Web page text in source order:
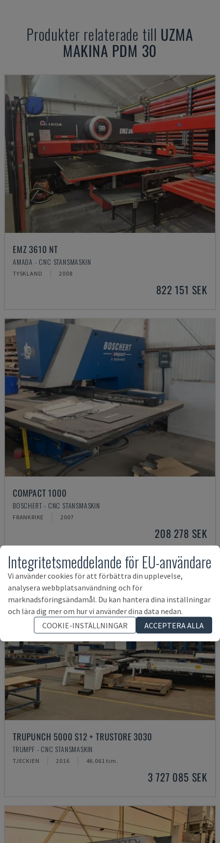
Produkter relaterade till UZMA
MAKINA PDM 30
EMZ 3610 NT
AMADA - CNC STANSMASKIN
TYSKLAND 2008
822 151 SEK
COMPACT 1000
BOSCHERT - CNC STANSMASKIN
FRANKRIKE 2007
208 278 SEK
TRUPUNCH 5000 S12 + TRUSTORE 3030
TRUMPF - CNC STANSMASKIN
TJECKIEN 2016 46.061 tim.
3 727 085 SEK
Integritetsmeddelande för EU-användare
Vi använder cookies för att förbättra din upplevelse,
analysera webbplatsanvändning och för
marknadsföringsändamål. Du kan hantera dina inställningar
och lära dig mer om hur vi använder dina data nedan.
COOKIE-INSTÄLLNINGAR
ACCEPTERA ALLA